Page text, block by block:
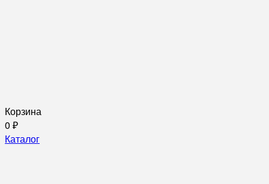
Корзина
0 ₽
Каталог